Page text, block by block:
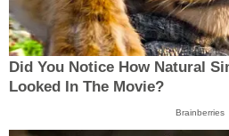
Did You Notice How Natural
Looked In The Movie?
Brainberries